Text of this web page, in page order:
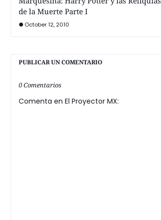
de la Muerte Parte I
October 12, 2010
PUBLICAR UN COMENTARIO
0 Comentarios
Comenta en El Proyector MX: